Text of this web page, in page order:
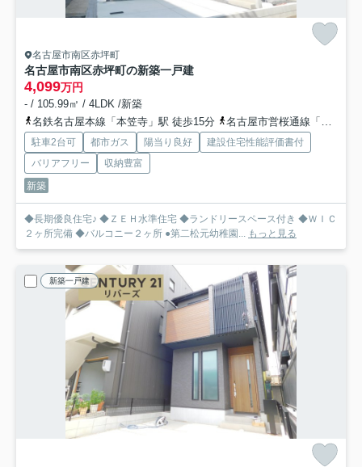
名古屋市南区赤坪町
名古屋市南区赤坪町の新築一戸建
4,099万円
- / 105.99㎡ / 4LDK /新築
名鉄名古屋本線「本笠寺」駅 徒歩15分
名古屋市営桜通線「鶴里」駅 徒歩16分
駐車2台可 都市ガス 陽当り良好
建設住宅性能評価書付
バリアフリー
収納豊富
新築
◆長期優良住宅♪ ◆ＺＥＨ水準住宅 ◆ランドリースペース付き ◆ＷＩＣ
２ヶ所完備 ◆バルコニー２ヶ所 ●第二松元幼稚園... もっと見る
新築一戸建